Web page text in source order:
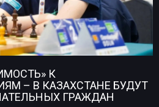
К
– В КАЗАХСТАНЕ БУДУТ
ГРАЖДАН